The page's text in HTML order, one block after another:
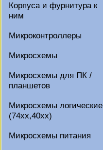
Корпуса и фурнитура к
ним
Микроконтроллеры
Микросхемы
Микросхемы для ПК /
планшетов
Микросхемы логические
(74xx,40xx)
Микросхемы питания